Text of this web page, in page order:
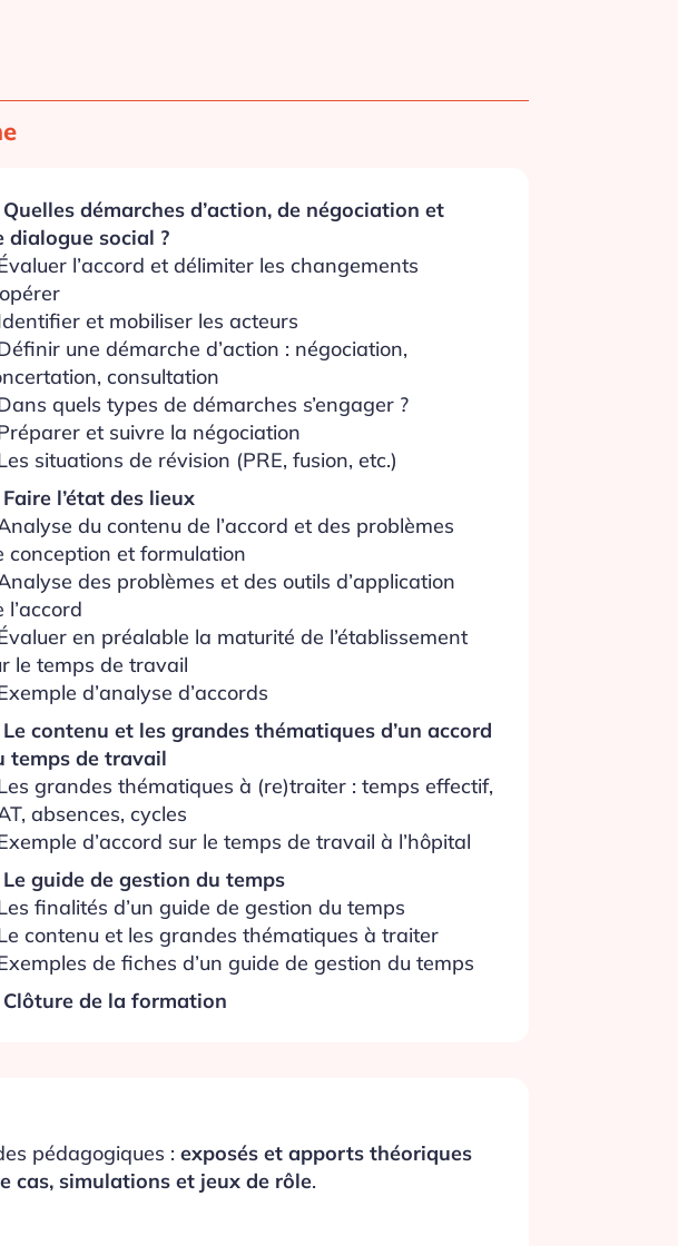
Quelles démarches d’action, de négociation et
dialogue social ?
l’accord et délimiter les changements
et mobiliser les acteurs
une démarche d’action : négociation,
consultation
quels types de démarches s’engager ?
et suivre la négociation
situations de révision (PRE, fusion, etc.)
l’état des lieux
du contenu de l’accord et des problèmes
conception et formulation
des problèmes et des outils d’application
l’accord
en préalable la maturité de l’établissement
le temps de travail
d’analyse d’accords
Le contenu et les grandes thématiques d’un accord
temps de travail
grandes thématiques à (re)traiter : temps effectif,
absences, cycles
d’accord sur le temps de travail à l’hôpital
Le guide de gestion du temps
finalités d’un guide de gestion du temps
contenu et les grandes thématiques à traiter
de fiches d’un guide de gestion du temps
Clôture de la formation
pédagogiques :exposés et apports théoriques
cas, simulations et jeux de rôle.